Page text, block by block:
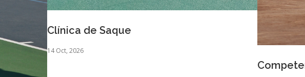
Clínica de Saque
14 Oct, 2026